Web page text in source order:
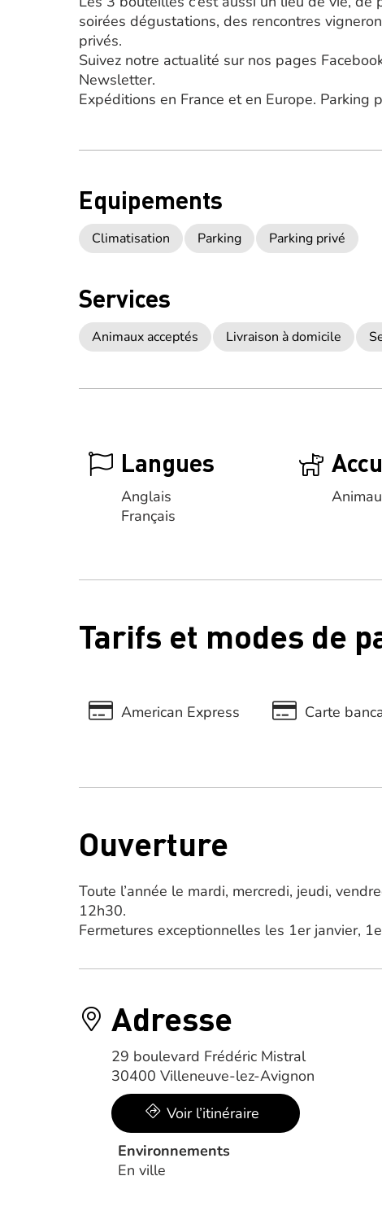
soirées dégustations, des rencontres
privés.
Suivez notre actualité sur nos pages
Newsletter.
Expéditions en France et en Europe. Parking
Equipements
Climatisation Parking Parking privé
Services
Animaux acceptés Livraison à domicile
Langues
Anglais
Français
Tarifs et modes de
American Express Carte
Ouverture
Toute l’année le mardi, mercredi, jeudi,
12h30.
Fermetures exceptionnelles les 1er janvier,
Adresse
29 boulevard Frédéric Mistral
30400 Villeneuve-lez-Avignon
Voir l’itinéraire
Environnements
En ville